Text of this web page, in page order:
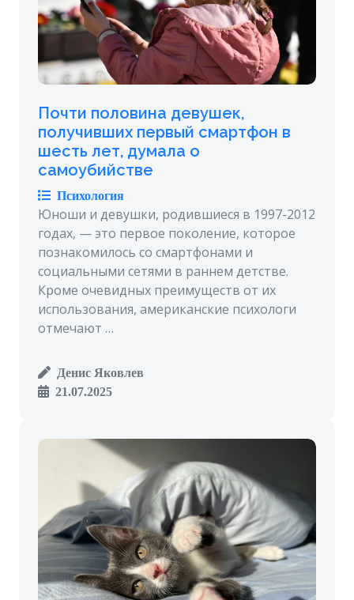
Почти половина девушек,
получивших первый смартфон в
шесть лет, думала о
самоубийстве
Психология
Юноши и девушки, родившиеся в 1997-2012
годах, — это первое поколение, которое
познакомилось со смартфонами и
социальными сетями в раннем детстве.
Кроме очевидных преимуществ от их
использования, американские психологи
отмечают …
Денис Яковлев
21.07.2025